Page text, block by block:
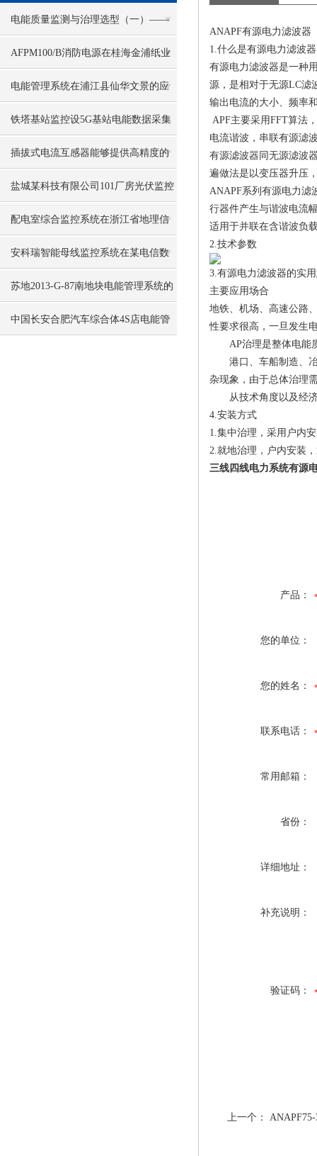
电能质量监测与治理选型（一）——
ANAPF有源电力滤波器
AFPM100/B消防电源在桂海金浦纸业
项目的应用
电能管理系统在浦江县仙华文景的应
用
铁塔基站监控设5G基站电能数据采集
插拔式电流互感器能够提供高精度的
电流测量数据
盐城某科技有限公司101厂房光伏监控
系统的设计与应用
配电室综合监控系统在浙江省地理信
息产业园的应用
安科瑞智能母线监控系统在某电信数
据机房的应用
苏地2013-G-87南地块电能管理系统的
设计与应用
中国长安合肥汽车综合体4S店电能管
ANAPF有源电力滤波器
1.什么是有源电力滤波器
有源电力滤波器是一种
源，是相对于无源LC滤
输出电流的大小、频率
APF主要采用FFT算法
电流谐波，串联有源滤
有源滤波器同无源滤波
遍做法是以变压器升压
ANAPF系列有源电力滤
行器件产生与谐波电流
适用于并联在含谐波负
2.技术参数
3.有源电力滤波器的实
主要应用场合
地铁、机场、高速公路
性要求很高，一旦发生
AP治理是整体电能质
港口、车船制造、冶
杂现象，由于总体治理
从技术角度以及经济
4.安装方式
1.集中治理，采用户内
2.就地治理，户内安装
三线四线电力系统有源
产品：
您的单位：
您的姓名：
联系电话：
常用邮箱：
省份：
详细地址：
补充说明：
验证码：
上一个：